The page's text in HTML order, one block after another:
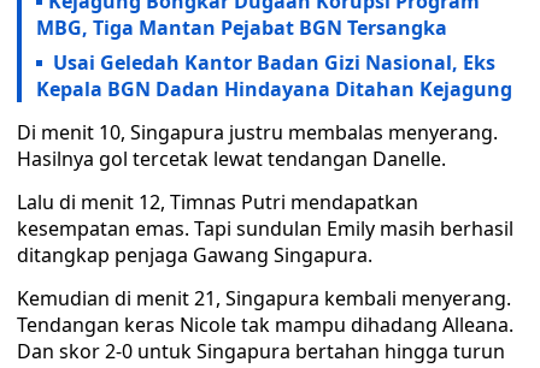
MBG, Tiga Mantan Pejabat BGN Tersangka
Usai Geledah Kantor Badan Gizi Nasional, Eks
Kepala BGN Dadan Hindayana Ditahan Kejagung
Di menit 10, Singapura justru membalas menyerang.
Hasilnya gol tercetak lewat tendangan Danelle.
Lalu di menit 12, Timnas Putri mendapatkan
kesempatan emas. Tapi sundulan Emily masih berhasil
ditangkap penjaga Gawang Singapura.
Kemudian di menit 21, Singapura kembali menyerang.
Tendangan keras Nicole tak mampu dihadang Alleana.
Dan skor 2-0 untuk Singapura bertahan hingga turun